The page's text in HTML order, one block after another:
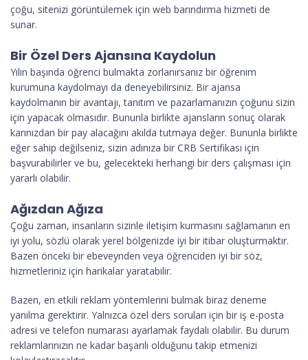
çoğu, sitenizi görüntülemek için web barındırma hizmeti de
sunar.
Bir Özel Ders Ajansına Kaydolun
Yılın başında öğrenci bulmakta zorlanırsanız bir öğrenim
kurumuna kaydolmayı da deneyebilirsiniz. Bir ajansa
kaydolmanın bir avantajı, tanıtım ve pazarlamanızın çoğunu sizin
için yapacak olmasıdır. Bununla birlikte ajansların sonuç olarak
karınızdan bir pay alacağını akılda tutmaya değer. Bununla birlikte
eğer sahip değilseniz, sizin adınıza bir CRB Sertifikası için
başvurabilirler ve bu, gelecekteki herhangi bir ders çalışması için
yararlı olabilir.
Ağızdan Ağıza
Çoğu zaman, insanların sizinle iletişim kurmasını sağlamanın en
iyi yolu, sözlü olarak yerel bölgenizde iyi bir itibar oluşturmaktır.
Bazen önceki bir ebeveynden veya öğrenciden iyi bir söz,
hizmetleriniz için harikalar yaratabilir.
Bazen, en etkili reklam yöntemlerini bulmak biraz deneme
yanılma gerektirir. Yalnızca özel ders soruları için bir iş e-posta
adresi ve telefon numarası ayarlamak faydalı olabilir. Bu durum
reklamlarınızın ne kadar başarılı olduğunu takip etmenizi